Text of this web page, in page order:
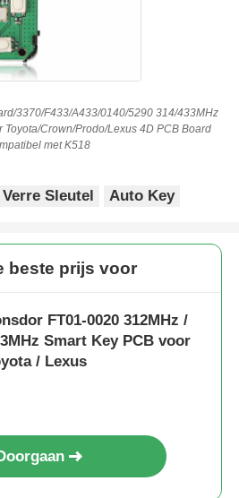
3370/F433/A433/0140/5290 314/433MHz
Toyota/Crown/Prodo/Lexus 4D PCB Board
met K518
Verre Sleutel Auto Key
beste prijs voor
FT01-0020 312MHz /
Smart Key PCB voor
/ Lexus